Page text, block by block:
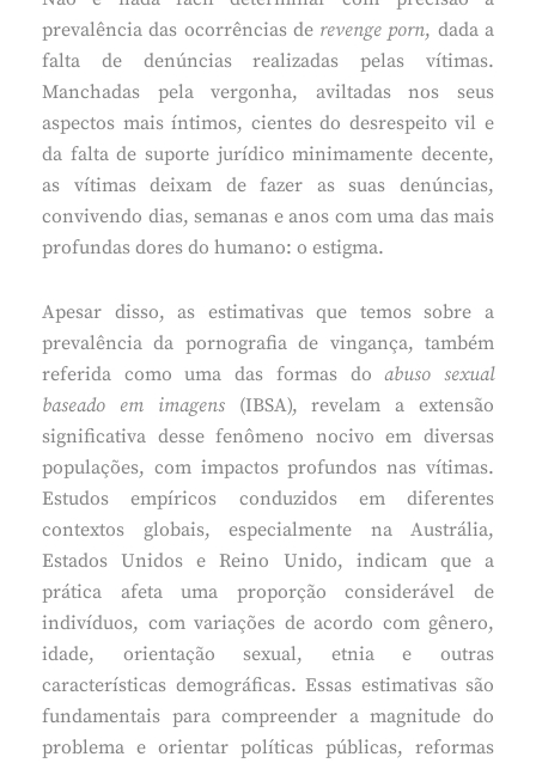
prevalência das ocorrências de revenge porn, dada a
falta de denúncias realizadas pelas vítimas.
Manchadas pela vergonha, aviltadas nos seus
aspectos mais íntimos, cientes do desrespeito vil e
da falta de suporte jurídico minimamente decente,
as vítimas deixam de fazer as suas denúncias,
convivendo dias, semanas e anos com uma das mais
profundas dores do humano: o estigma.
Apesar disso, as estimativas que temos sobre a
prevalência da pornografia de vingança, também
referida como uma das formas doabuso sexual
baseado em imagens(IBSA), revelam a extensão
significativa desse fenômeno nocivo em diversas
populações, com impactos profundos nas vítimas.
Estudos empíricos conduzidos em diferentes
contextos globais, especialmente na Austrália,
Estados Unidos e Reino Unido, indicam que a
prática afeta uma proporção considerável de
indivíduos, com variações de acordo com gênero,
idade, orientação sexual, etnia e outras
características demográficas. Essas estimativas são
fundamentais para compreender a magnitude do
problema e orientar políticas públicas, reformas